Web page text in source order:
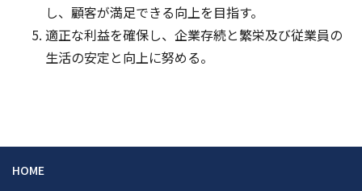
し、顧客が満足できる向上を目指す。
適正な利益を確保し、企業存続と繁栄及び従業員の
生活の安定と向上に努める。
HOME